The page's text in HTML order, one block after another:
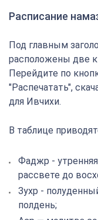
Расписание
Под главным
расположены две
Перейдите по
"Распечатать",
для Ивчихи.
В таблице
Фаджр -
рассвете до
Зухр -
полдень;